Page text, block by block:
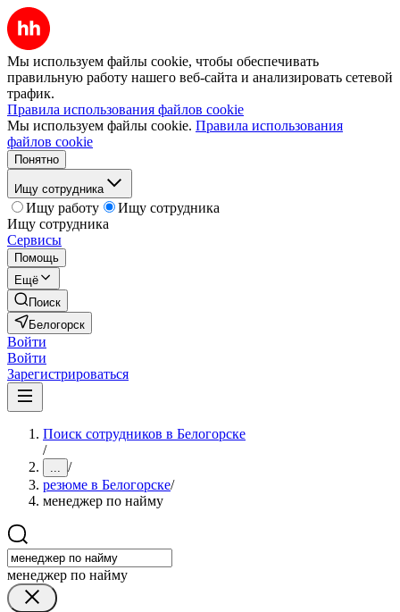
Мы используем файлы cookie, чтобы обеспечивать
правильную работу нашего веб-сайта и анализировать сетевой
трафик.
Правила использования файлов cookie
Мы используем файлы cookie. Правила использования
файлов cookie
Понятно
Ищу сотрудника
Ищу работу
Ищу сотрудника
Ищу сотрудника
Сервисы
Помощь
Ещё
Поиск
Белогорск
Войти
Войти
Зарегистрироваться
Поиск сотрудников в Белогорске
/
... /
резюме в Белогорске/
менеджер по найму
менеджер по найму